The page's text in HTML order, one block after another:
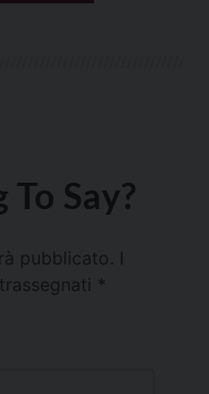
Say?
pubblicato.
*